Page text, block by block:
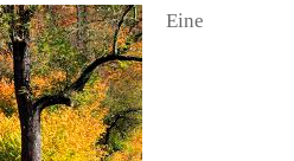
Eine